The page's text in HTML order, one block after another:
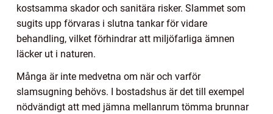
kostsamma skador och sanitära risker. Slammet som
sugits upp förvaras i slutna tankar för vidare
behandling, vilket förhindrar att miljöfarliga ämnen
läcker ut i naturen.
Många är inte medvetna om när och varför
slamsugning behövs. I bostadshus är det till exempel
nödvändigt att med jämna mellanrum tömma brunnar